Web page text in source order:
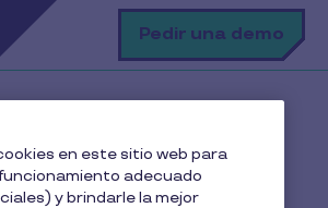
principal Pedir una demo
y contratos
cuota mínimo del pricing
en este sitio web para
adecuado
y brindarle la mejor